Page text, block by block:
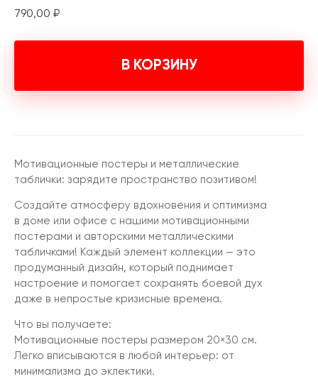
790,00 ₽
В КОРЗИНУ
Мотивационные постеры и металлические
таблички: зарядите пространство позитивом!
Создайте атмосферу вдохновения и оптимизма
в доме или офисе с нашими мотивационными
постерами и авторскими металлическими
табличками! Каждый элемент коллекции — это
продуманный дизайн, который поднимает
настроение и помогает сохранять боевой дух
даже в непростые кризисные времена.
Что вы получаете:
Мотивационные постеры размером 20×30 см.
Легко вписываются в любой интерьер: от
минимализма до эклектики.